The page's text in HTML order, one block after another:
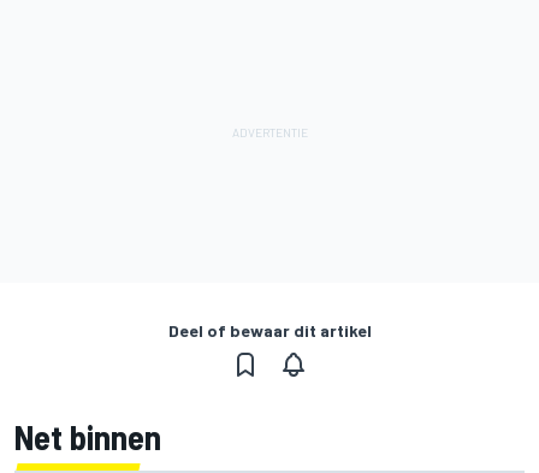
Deel of bewaar dit artikel
Net binnen